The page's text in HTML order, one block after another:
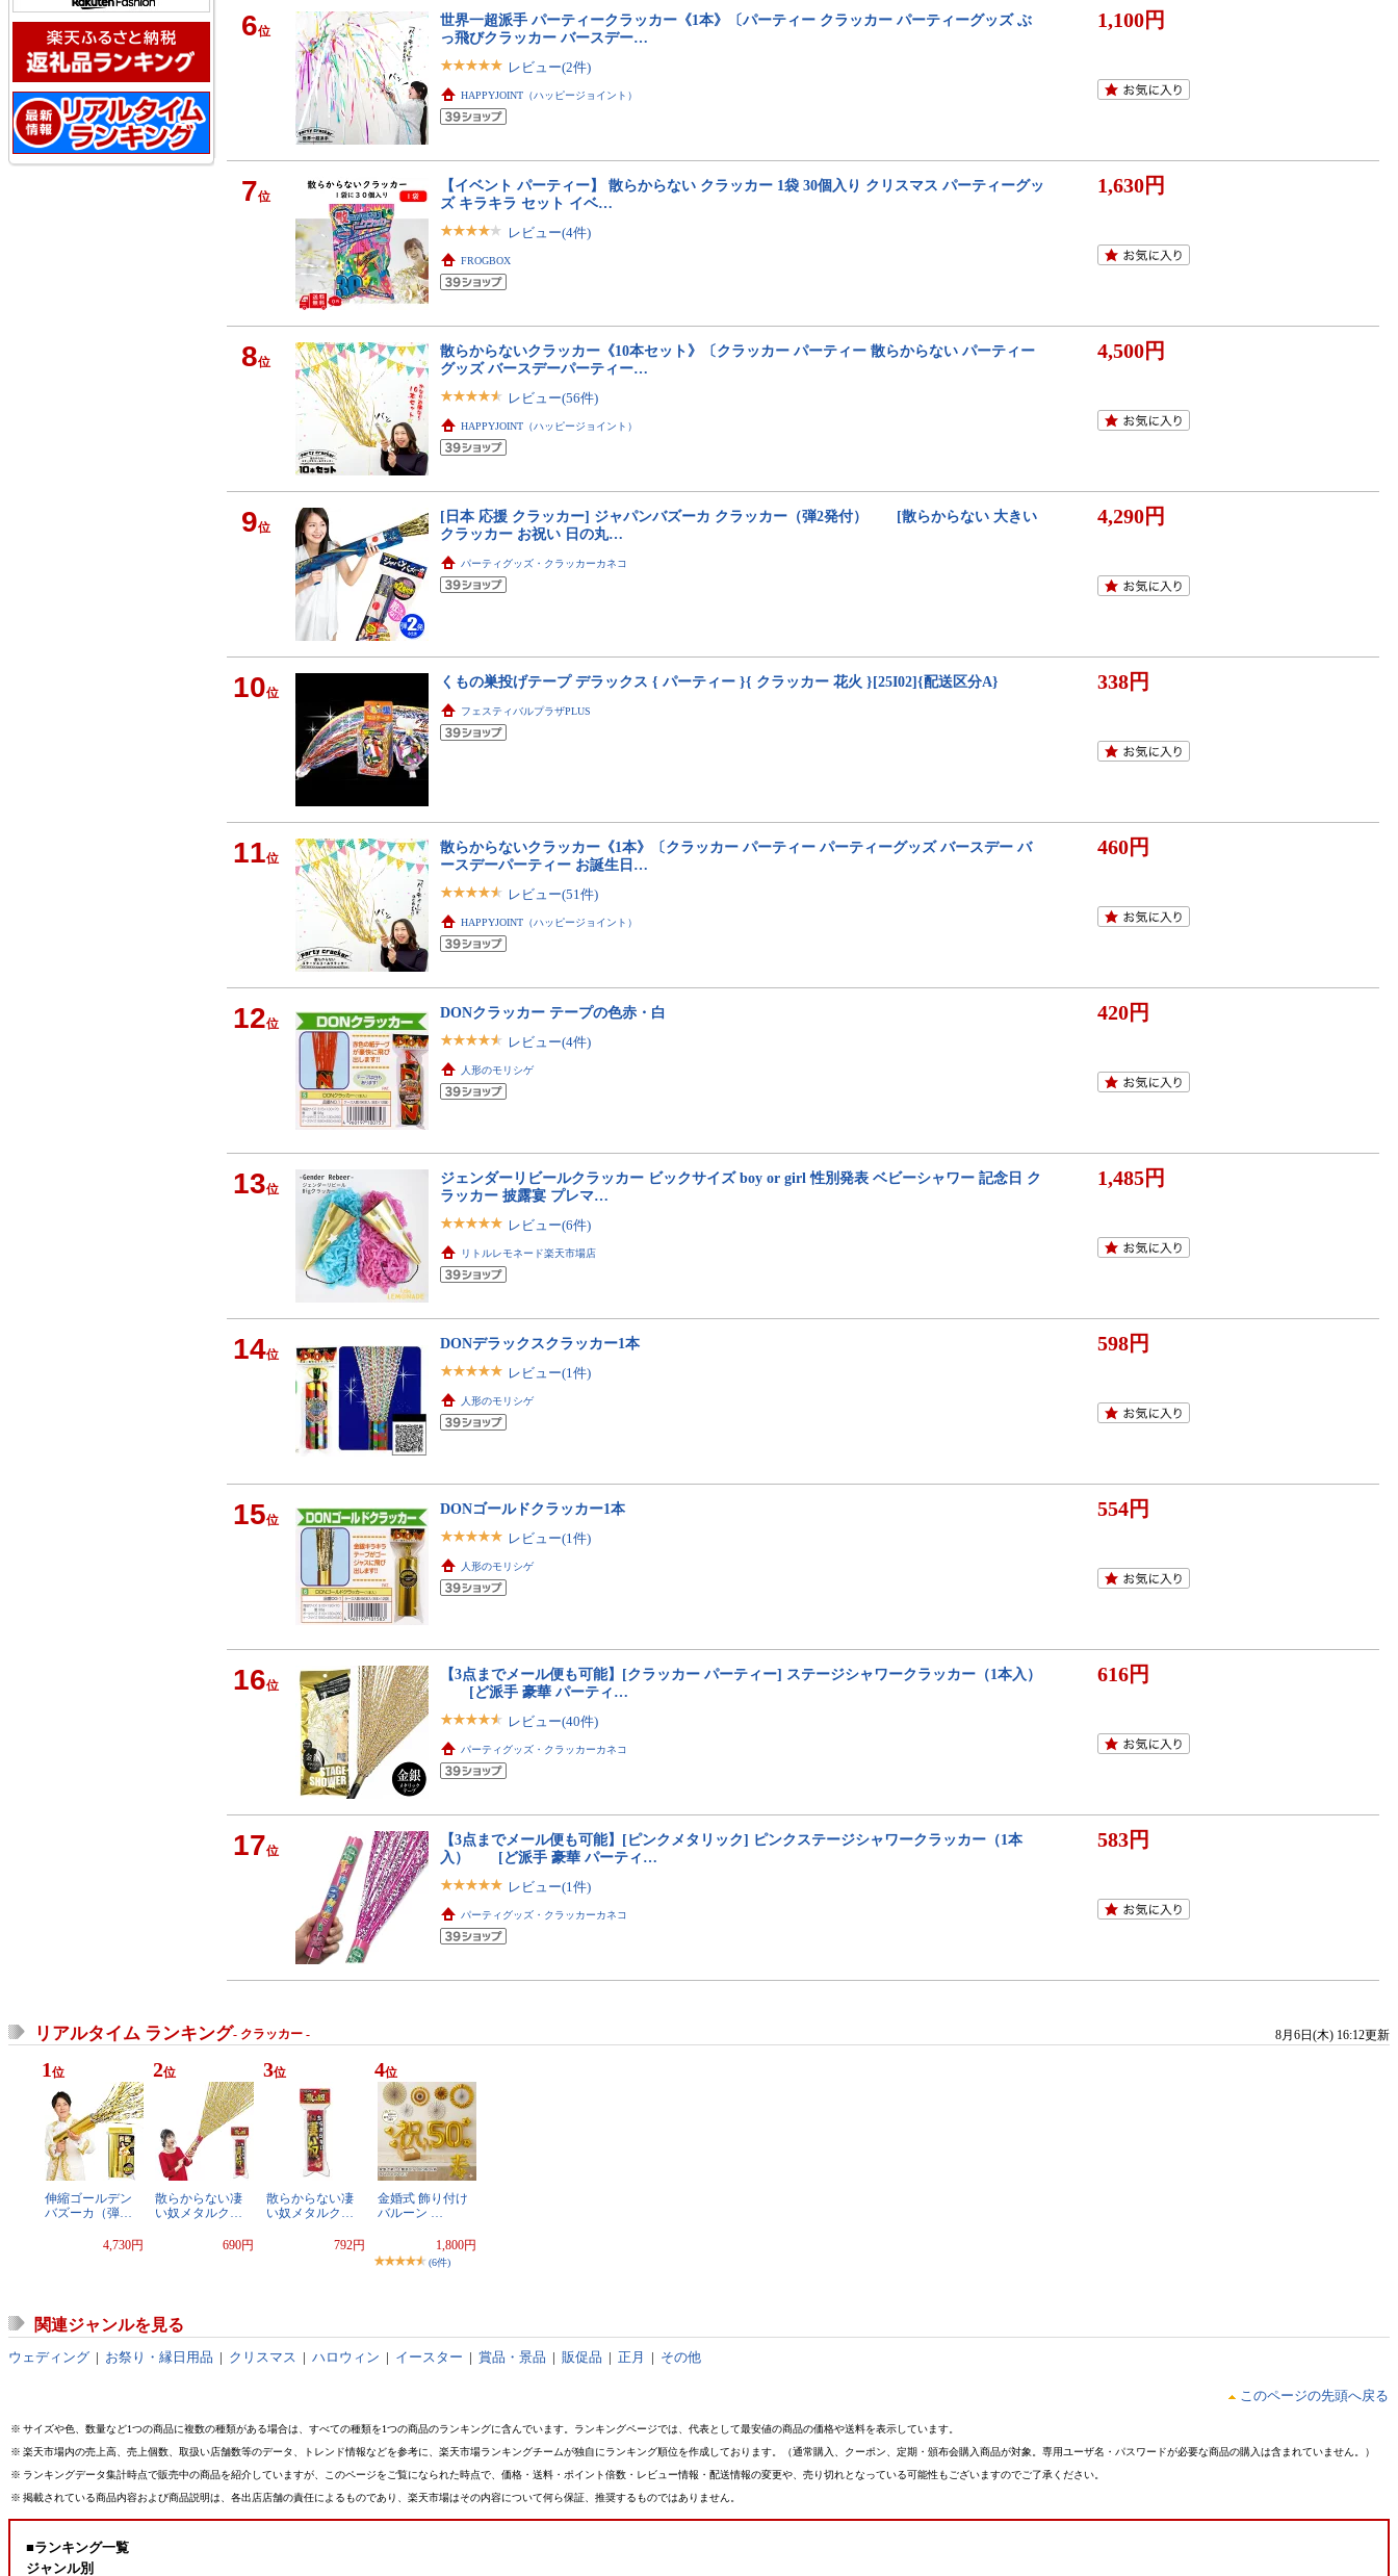
6位
世界一超派手 パーティークラッカー《1本》〔パーティー クラッカー パーティーグッズ ぶ
っ飛びクラッカー バースデー…
レビュー(2件)
HAPPYJOINT（ハッピージョイント）
1,100円
7位
【イベント パーティー】 散らからない クラッカー 1袋 30個入り クリスマス パーティーグッ
ズ キラキラ セット イベ…
レビュー(4件)
FROGBOX
1,630円
8位
散らからないクラッカー《10本セット》〔クラッカー パーティー 散らからない パーティー
グッズ バースデーパーティー…
レビュー(56件)
HAPPYJOINT（ハッピージョイント）
4,500円
9位
[日本 応援 クラッカー] ジャパンバズーカ クラッカー（弾2発付） [散らからない 大きい
クラッカー お祝い 日の丸…
パーティグッズ・クラッカーカネコ
4,290円
10位
くもの巣投げテープ デラックス { パーティー }{ クラッカー 花火 }[25I02]{配送区分A}
フェスティバルプラザPLUS
338円
11位
散らからないクラッカー《1本》〔クラッカー パーティー パーティーグッズ バースデー バ
ースデーパーティー お誕生日…
レビュー(51件)
HAPPYJOINT（ハッピージョイント）
460円
12位
DONクラッカー テープの色赤・白
レビュー(4件)
人形のモリシゲ
420円
13位
ジェンダーリビールクラッカー ビックサイズ boy or girl 性別発表 ベビーシャワー 記念日 ク
ラッカー 披露宴 プレマ…
レビュー(6件)
リトルレモネード楽天市場店
1,485円
14位
DONデラックスクラッカー1本
レビュー(1件)
人形のモリシゲ
598円
15位
DONゴールドクラッカー1本
レビュー(1件)
人形のモリシゲ
554円
16位
【3点までメール便も可能】[クラッカー パーティー] ステージシャワークラッカー（1本入）
[ど派手 豪華 パーティ…
レビュー(40件)
パーティグッズ・クラッカーカネコ
616円
17位
【3点までメール便も可能】[ピンクメタリック] ピンクステージシャワークラッカー（1本
入） [ど派手 豪華 パーティ…
レビュー(1件)
パーティグッズ・クラッカーカネコ
583円
リアルタイム ランキング- クラッカー - 8月6日(木) 16:12更新
1 位
伸縮ゴールデン
バズーカ（弾…
4,730円
2位
散らからない凄
い奴メタルク…
690円
3位
散らからない凄
い奴メタルク…
792円
4位
金婚式 飾り付け
バルーン …
1,800円
(6件)
関連ジャンルを見る
ウェディング | お祭り・縁日用品 | クリスマス | ハロウィン | イースター | 賞品・景品 | 販促品 | 正月 | その他
このページの先頭へ戻る
※ サイズや色、数量など1つの商品に複数の種類がある場合は、すべての種類を1つの商品のランキングに含んでいます。ランキングページでは、代表として最安値の商品の価格や送料を表示しています。
※ 楽天市場内の売上高、売上個数、取扱い店舗数等のデータ、トレンド情報などを参考に、楽天市場ランキングチームが独自にランキング順位を作成しております。（通常購入、クーポン、定期・頒布会購入商品が対象。専用ユーザ名・パスワードが必要な商品の購入は含まれていません。）
※ ランキングデータ集計時点で販売中の商品を紹介していますが、このページをご覧になられた時点で、価格・送料・ポイント倍数・レビュー情報・配送情報の変更や、売り切れとなっている可能性もございますのでご了承ください。
※ 掲載されている商品内容および商品説明は、各出店店舗の責任によるものであり、楽天市場はその内容について何ら保証、推奨するものではありません。
■ランキング一覧
ジャンル別